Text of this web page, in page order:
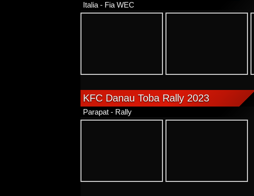
Italia - Fia WEC
KFC Danau Toba Rally 2023
Parapat - Rally